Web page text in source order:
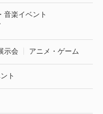
音楽イベント
示会 アニメ・ゲーム
ト